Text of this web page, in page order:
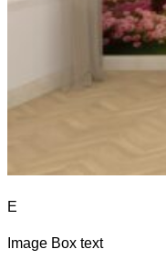
E
Image Box text